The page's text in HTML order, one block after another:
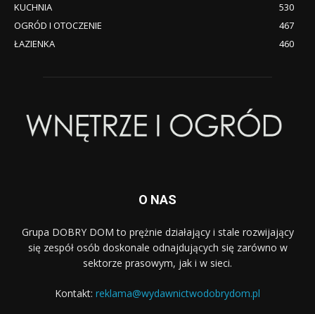
KUCHNIA
530
OGRÓD I OTOCZENIE
467
ŁAZIENKA
460
O NAS
Grupa DOBRY DOM to prężnie działający i stale rozwijający
się zespół osób doskonale odnajdujących się zarówno w
sektorze prasowym, jak i w sieci.
Kontakt: reklama@wydawnictwodobrydom.pl